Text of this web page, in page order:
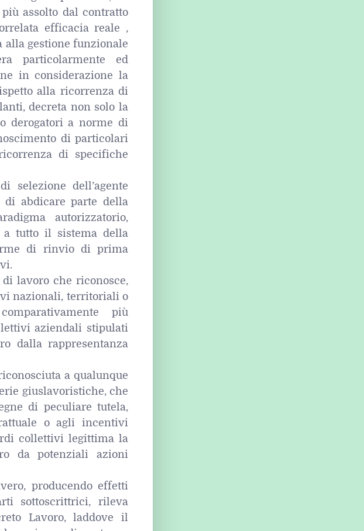
assolto dal contratto
efficacia reale ,
alla gestione funzionale
particolarmente ed
in considerazione la
alla ricorrenza di
decreta non solo la
derogatori a norme di
di particolari
di specifiche
selezione dell’agente
di abdicare parte della
autorizzatorio,
a tutto il sistema della
di rinvio di prima
lavoro che riconosce,
nazionali, territoriali o
più
aziendali stipulati
dalla rappresentanza
a qualunque
giuslavoristiche, che
di peculiare tutela,
o agli incentivi
collettivi legittima la
da potenziali azioni
producendo effetti
sottoscrittrici, rileva
Lavoro, laddove il